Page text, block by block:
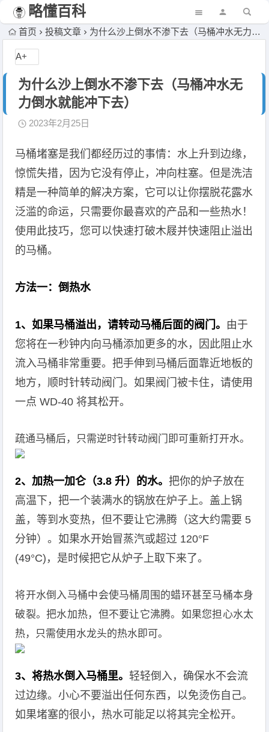
略懂百科
首页 投稿文章 为什么沙上倒水不渗下去（马桶冲水无力倒水就能冲下去）
为什么沙上倒水不渗下去（马桶冲水无
力倒水就能冲下去）
2023年2月25日
马桶堵塞是我们都经历过的事情：水上升到边缘，
惊慌失措，因为它没有停止，冲向柱塞。但是洗洁
精是一种简单的解决方案，它可以让你摆脱花露水
泛滥的命运，只需要你最喜欢的产品和一些热水！
使用此技巧，您可以快速打破木屐并快速阻止溢出
的马桶。
方法一：倒热水
1、如果马桶溢出，请转动马桶后面的阀门。 由于
您将在一秒钟内向马桶添加更多的水，因此阻止水
流入马桶非常重要。把手伸到马桶后面靠近地板的
地方，顺时针转动阀门。如果阀门被卡住，请使用
一点 WD-40 将其松开。
疏通马桶后，只需逆时针转动阀门即可重新打开水。
2、加热一加仑（3.8 升）的水。把你的炉子放在
高温下，把一个装满水的锅放在炉子上。盖上锅
盖，等到水变热，但不要让它沸腾（这大约需要 5
分钟）。如果水开始冒蒸汽或超过 120°F
(49°C)，是时候把它从炉子上取下来了。
将开水倒入马桶中会使马桶周围的蜡环甚至马桶本身
破裂。把水加热，但不要让它沸腾。如果您担心水太
热，只需使用水龙头的热水即可。
3、将热水倒入马桶里。轻轻倒入，确保水不会流
过边缘。小心不要溢出任何东西，以免烫伤自己。
如果堵塞的很小，热水可能足以将其完全松开。
A+